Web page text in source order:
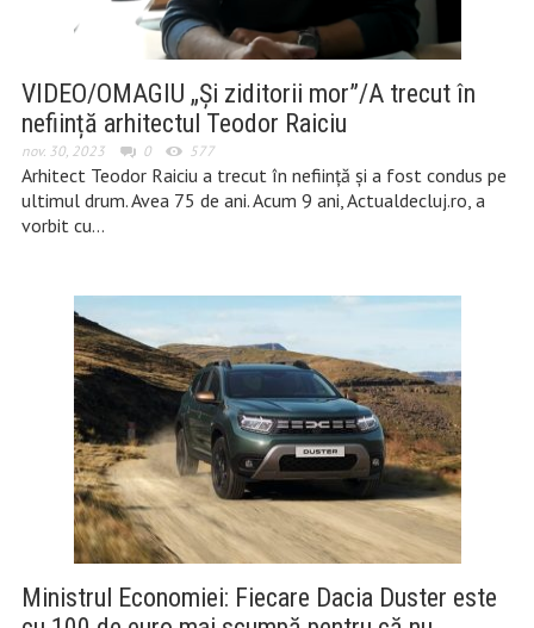
VIDEO/OMAGIU „Și ziditorii mor”/A trecut în
neființă arhitectul Teodor Raiciu
nov. 30, 2023 0 577
Arhitect Teodor Raiciu a trecut în neființă și a fost condus pe
ultimul drum. Avea 75 de ani. Acum 9 ani, Actualdecluj.ro, a
vorbit cu…
Ministrul Economiei: Fiecare Dacia Duster este